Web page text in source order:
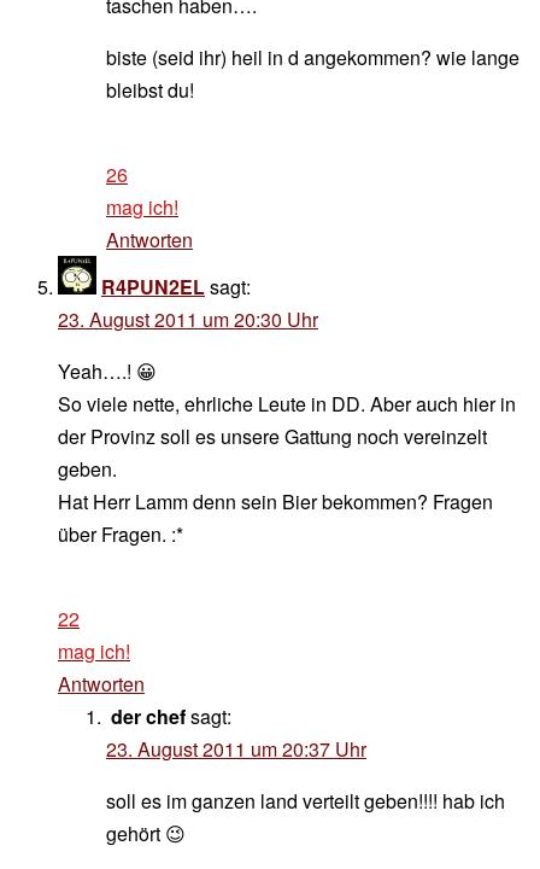
biste (seid ihr) heil in d angekommen? wie lange
bleibst du!
26
mag ich!
Antworten
R4PUN2ELsagt:
23. August 2011 um 20:30 Uhr
Yeah….! 😀
So viele nette, ehrliche Leute in DD. Aber auch hier in
der Provinz soll es unsere Gattung noch vereinzelt
geben.
Hat Herr Lamm denn sein Bier bekommen? Fragen
über Fragen. :*
22
mag ich!
Antworten
der chefsagt:
23. August 2011 um 20:37 Uhr
soll es im ganzen land verteilt geben!!!! hab ich
gehört 😉